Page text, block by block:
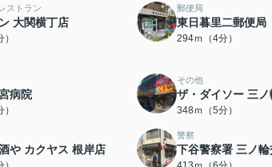
ストラン
大関横丁店
郵便局
東日暮里二郵便局
294ｍ（4分）
病院
その他
ザ・ダイソー 三ノ
348ｍ（5分）
や カクヤス 根岸店
警察
下谷警察署 三ノ輪